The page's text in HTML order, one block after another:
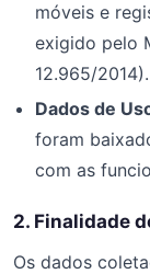
móveis e
exigido pelo
12.965/2014).
Dados de
foram
com as
2. Finalidade
Os dados